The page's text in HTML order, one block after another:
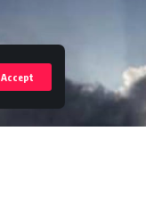
Accept